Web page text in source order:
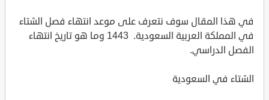
في هذا المقال سوف نتعرف على موعد انتهاء فصل الشتاء
في المملكة العربية السعودية. 1443 وما هو تاريخ انتهاء
الفصل الدراسي.
الشتاء في السعودية